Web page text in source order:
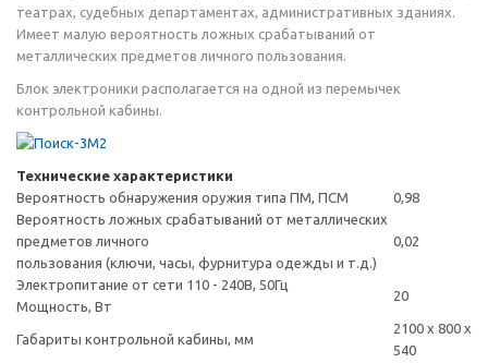
театрах, судебных департаментах, административных зданиях.
Имеет малую вероятность ложных срабатываний от
металлических предметов личного пользования.
Блок электроники располагается на одной из перемычек
контрольной кабины.
Технические характеристики
Вероятность обнаружения оружия типа ПМ, ПСМ
0,98
Вероятность ложных срабатываний от металлических
предметов личного
пользования (ключи, часы, фурнитура одежды и т.д.)
0,02
Электропитание от сети 110 - 240В, 50Гц
Мощность, Вт
20
Габариты контрольной кабины, мм
2100 х 800 х
540